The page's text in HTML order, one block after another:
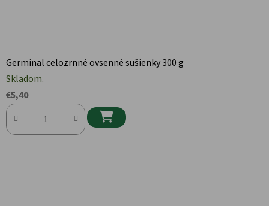
Germinal celozrnné ovsenné sušienky 300 g
Skladom.
€5,40
